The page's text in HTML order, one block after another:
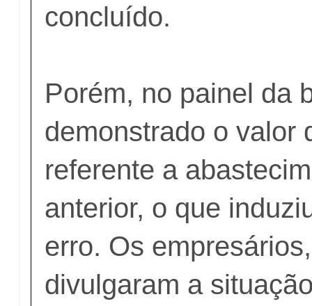
concluído.
Porém, no painel da
demonstrado o valor
referente a
anterior, o que
erro. Os
divulgaram a